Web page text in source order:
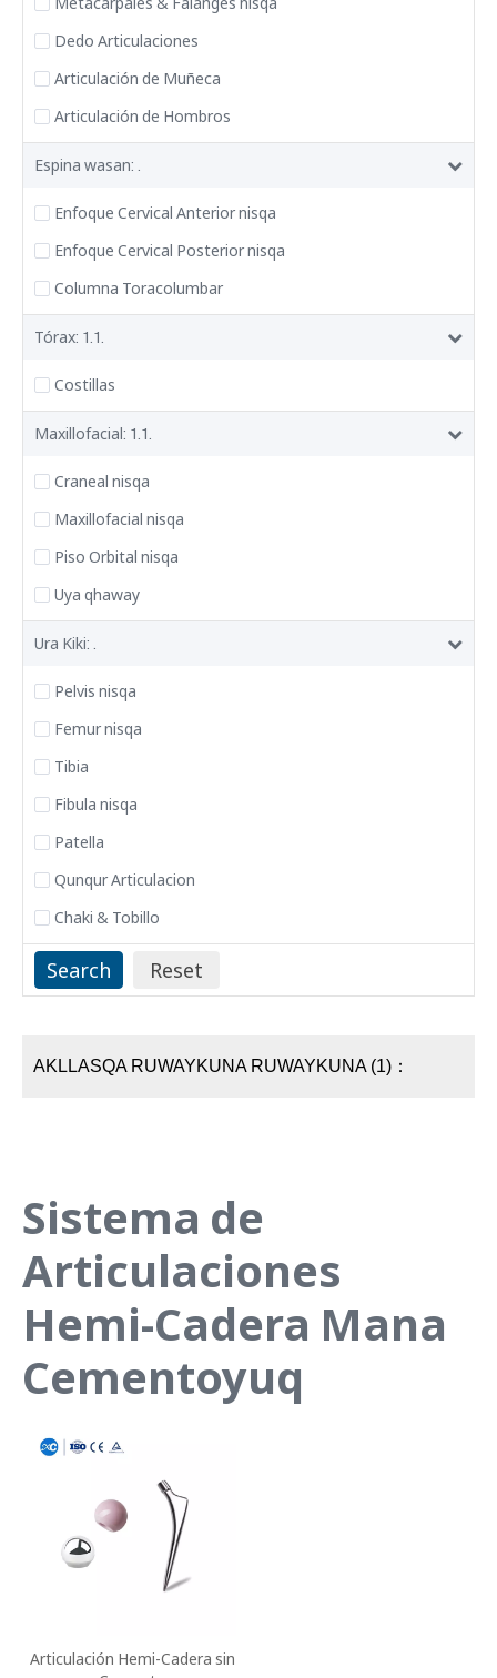
Dedo Articulaciones
Articulación de Muñeca
Articulación de Hombros
Espina wasan: .
Enfoque Cervical Anterior nisqa
Enfoque Cervical Posterior nisqa
Columna Toracolumbar
Tórax: 1.1.
Costillas
Maxillofacial: 1.1.
Craneal nisqa
Maxillofacial nisqa
Piso Orbital nisqa
Uya qhaway
Ura Kiki: .
Pelvis nisqa
Femur nisqa
Tibia
Fibula nisqa
Patella
Qunqur Articulacion
Chaki & Tobillo
AKLLASQA RUWAYKUNA RUWAYKUNA (1)：
Sistema de
Articulaciones
Hemi-Cadera Mana
Cementoyuq
Articulación Hemi-Cadera sin